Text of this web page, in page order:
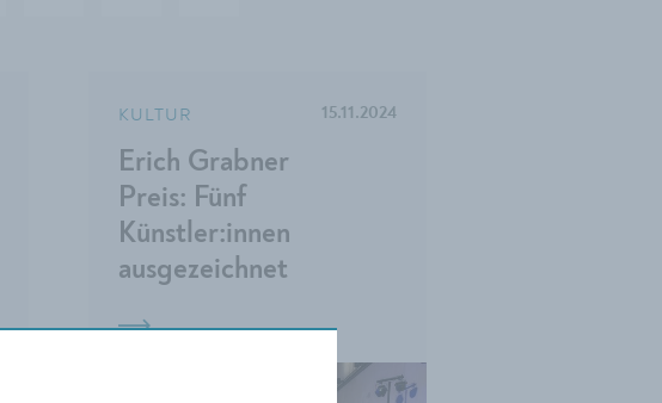
KULTUR
Erich Grabner
Preis: Fünf
Künstler:innen
ausgezeichnet
15.11.2024